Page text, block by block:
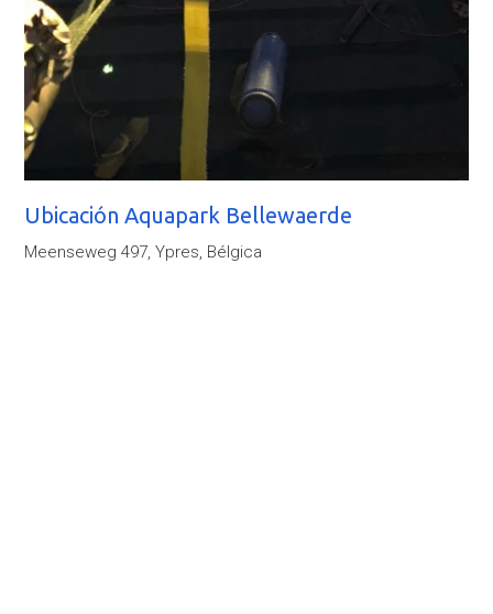
Ubicación Aquapark Bellewaerde
Meenseweg 497, Ypres, Bélgica